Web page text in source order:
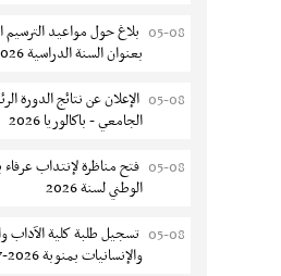
05-08 بلاغ حول مواعيد
بعنوان السنة الدراسية 2026-2027
05-08 الإعلان عن نتائج الدورة
الجامعي - باكالوريا 2026
05-08 فتح مناظرة لإنتداب
الوطني لسنة 2026
05-08 تسجيل طلبة كلية الآداب
والإنسانيات بمنوبة 2026-2027